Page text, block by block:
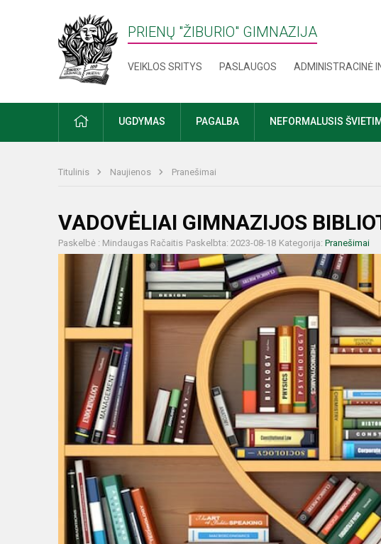
PRIENŲ "ŽIBURIO" GIMNAZIJA
VEIKLOS SRITYS PASLAUGOS ADMINISTRACINĖ
PRADŽIAUGDYMAS PAGALBA NEFORMALUSIS
Titulinis Naujienos Pranešimai
VADOVĖLIAI GIMNAZIJOS
Paskelbė : Mindaugas Račaitis Paskelbta: 2023-08-18 Kategorija: Pranešimai